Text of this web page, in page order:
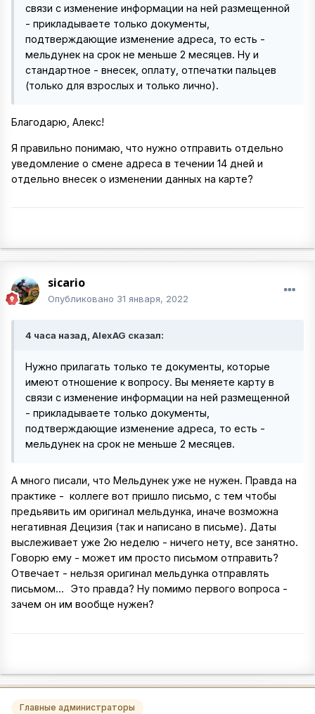
связи с изменение информации на ней размещенной
- прикладываете только документы,
подтверждающие изменение адреса, то есть -
мельдунек на срок не меньше 2 месяцев. Ну и
стандартное - внесек, оплату, отпечатки пальцев
(только для взрослых и только лично).
Благодарю, Алекс!
Я правильно понимаю, что нужно отправить отдельно
уведомление о смене адреса в течении 14 дней и
отдельно внесек о изменении данных на карте?
sicario
Опубликовано 31 января, 2022
4 часа назад, AlexAG сказал:
Нужно прилагать только те документы, которые
имеют отношение к вопросу. Вы меняете карту в
связи с изменение информации на ней размещенной
- прикладываете только документы,
подтверждающие изменение адреса, то есть -
мельдунек на срок не меньше 2 месяцев.
А много писали, что Мельдунек уже не нужен. Правда на
практике - коллеге вот пришло письмо, с тем чтобы
предьявить им оригинал мельдунка, иначе возможна
негативная Децизия (так и написано в письме). Даты
выслеживает уже 2ю неделю - ничего нету, все занятно.
Говорю ему - может им просто письмом отправить?
Отвечает - нельзя оригинал мельдунка отправлять
письмом...
Это правда? Ну помимо первого вопроса -
зачем он им вообще нужен?
Главные администраторы